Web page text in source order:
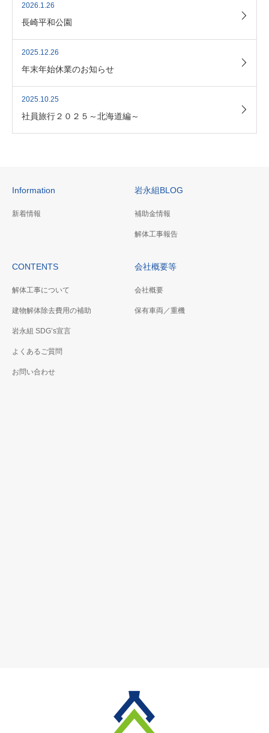
2026.1.26
長崎平和公園
2025.12.26
年末年始休業のお知らせ
2025.10.25
社員旅行２０２５～北海道編～
Information
新着情報
岩永組BLOG
補助金情報
解体工事報告
CONTENTS
解体工事について
建物解体除去費用の補助
岩永組 SDG’s宣言
よくあるご質問
お問い合わせ
会社概要等
会社概要
保有車両／重機